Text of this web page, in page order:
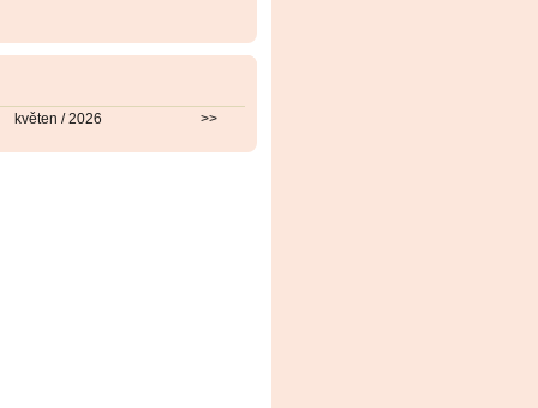
květen / 2026 >>